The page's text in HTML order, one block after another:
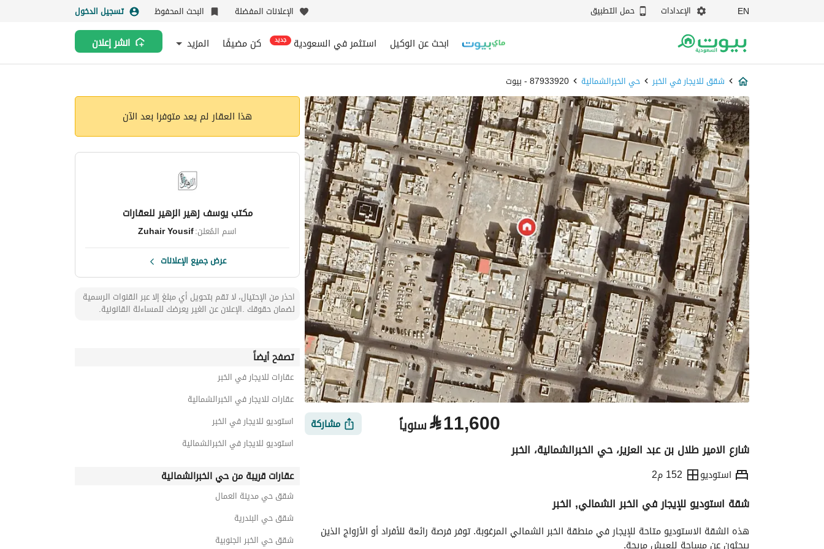
EN الإعدادات حمل التطبيق الإعلانات المفضلة البحث المحفوظ تسجيل الدخول
ابحث عن الوكيل استثمر في السعودية جديد كن مضيفًا المزيد انشر إعلان
شقق للايجار في الخبر حي الخبرالشمالية 87933920 - بيوت
⃁11,600 سنوياً مشاركة
شارع الامير طلال بن عبد العزيز، حي الخبرالشمالية، الخبر
استوديو 152 م2
معلومات ترخيص الإعلان
شقة استوديو للإيجار في الخبر الشمالي, الخبر
يبحثون عن مساحة للعيش مريحة.
هذا العقار لم يعد متوفرا بعد الآن
مكتب يوسف زهير الزهير للعقارات
اسم المُعلن:Zuhair Yousif
عرض جميع الإعلانات
احذر من الإحتيال، لا تقم بتحويل أي مبلغ إلا عبر القنوات الرسمية
لضمان حقوقك .الإعلان عن الغير يعرضك للمساءلة القانونية.
تصفح أيضاً
عقارات للايجار في الخبر
عقارات للايجار في الخبرالشمالية
استوديو للايجار في الخبر
استوديو للايجار في الخبرالشمالية
عقارات قريبة من حي الخبرالشمالية
شقق حي مدينة العمال
شقق حي البندرية
شقق حي الخبر الجنوبية